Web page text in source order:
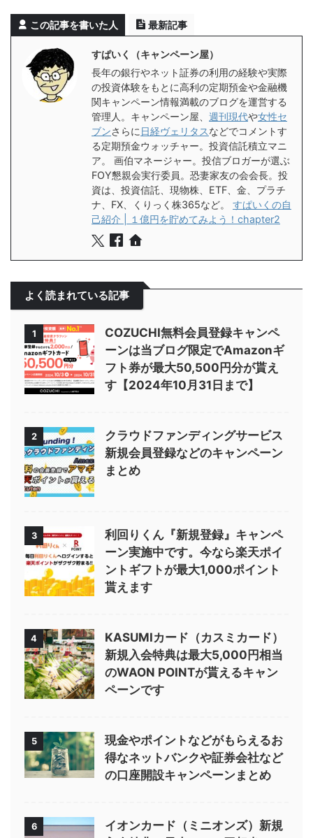
この記事を書いた人 最新記事
すぱいく（キャンペーン屋）
長年の銀行やネット証券の利用の経験や実際
の投資体験をもとに高利の定期預金や金融機
関キャンペーン情報満載のブログを運営する
管理人。キャンペーン屋、 週刊現代や女性セ
ブンさらに 日経ヴェリタスなどでコメントす
る定期預金ウォッチャー。投資信託積立マニ
ア。 画伯マネージャー。投信ブロガーが選ぶ
FOY懇親会実行委員。恐妻家友の会会長。投
資は、投資信託、現物株、ETF、金、プラチ
ナ、FX、くりっく株365など。 すぱいくの自
己紹介 | １億円を貯めてみよう！chapter2
よく読まれている記事
1
COZUCHI無料会員登録キャンペ
ーンは当ブログ限定でAmazonギ
フト券が最大50,500円分が貰え
す【2024年10月31日まで】
2
クラウドファンディングサービス
新規会員登録などのキャンペーン
まとめ
3
利回りくん『新規登録』キャンペ
ーン実施中です。今なら楽天ポイ
ントギフトが最大1,000ポイント
貰えます
4
KASUMIカード（カスミカード）
新規入会特典は最大5,000円相当
のWAON POINTが貰えるキャン
ペーンです
5
現金やポイントなどがもらえるお
得なネットバンクや証券会社など
の口座開設キャンペーンまとめ
6
イオンカード（ミニオンズ）新規